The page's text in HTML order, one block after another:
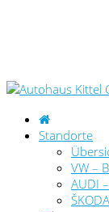
Standorte
VW –
AUDI